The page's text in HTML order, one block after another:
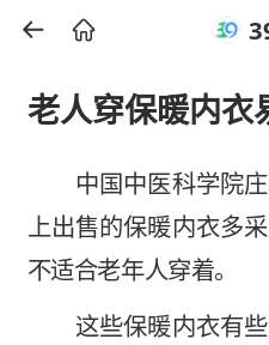
老人穿保暖内衣
中国中医科学院庄
上出售的保暖内衣多
不适合老年人穿着。
这些保暖内衣有些